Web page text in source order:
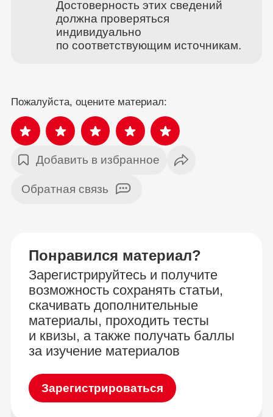
Достоверность этих сведений
должна проверяться
индивидуально
по соответствующим источникам.
Пожалуйста, оцените материал:
Добавить в избранное
Обратная связь
Понравился материал?
Зарегистрируйтесь и получите
возможность сохранять статьи,
скачивать дополнительные
материалы, проходить тесты
и квизы, а также получать баллы
за изучение материалов
Зарегистрироваться